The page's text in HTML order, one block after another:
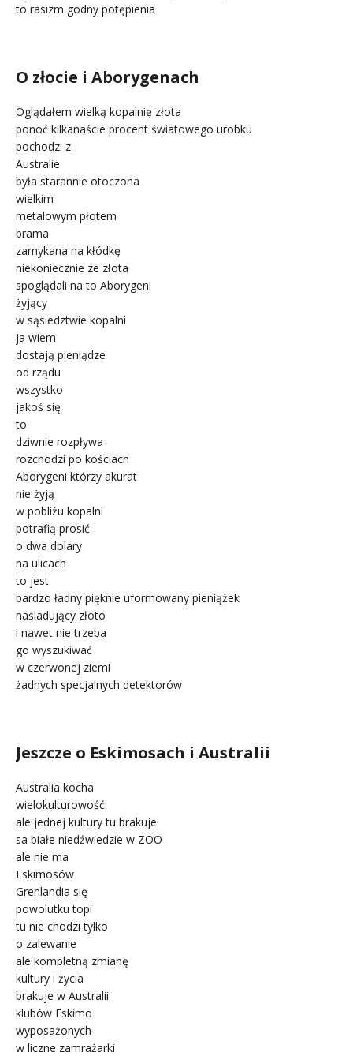
to rasizm godny potępienia
O złocie i Aborygenach
Oglądałem wielką kopalnię złota
ponoć kilkanaście procent światowego urobku
pochodzi z
Australie
była starannie otoczona
wielkim
metalowym płotem
brama
zamykana na kłódkę
niekoniecznie ze złota
spoglądali na to Aborygeni
żyjący
w sąsiedztwie kopalni
ja wiem
dostają pieniądze
od rządu
wszystko
jakoś się
to
dziwnie rozpływa
rozchodzi po kościach
Aborygeni którzy akurat
nie żyją
w pobliżu kopalni
potrafią prosić
o dwa dolary
na ulicach
to jest
bardzo ładny pięknie uformowany pieniążek
naśladujący złoto
i nawet nie trzeba
go wyszukiwać
w czerwonej ziemi
żadnych specjalnych detektorów
Jeszcze o Eskimosach i Australii
Australia kocha
wielokulturowość
ale jednej kultury tu brakuje
sa białe niedźwiedzie w ZOO
ale nie ma
Eskimosów
Grenlandia się
powolutku topi
tu nie chodzi tylko
o zalewanie
ale kompletną zmianę
kultury i życia
brakuje w Australii
klubów Eskimo
wyposażonych
w liczne zamrażarki